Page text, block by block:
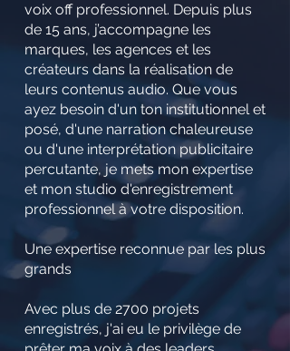
voix off professionnel. Depuis plus
de 15 ans, j’accompagne les
marques, les agences et les
créateurs dans la réalisation de
leurs contenus audio. Que vous
ayez besoin d'un ton institutionnel et
posé, d'une narration chaleureuse
ou d'une interprétation publicitaire
percutante, je mets mon expertise
et mon studio d'enregistrement
professionnel à votre disposition.
Une expertise reconnue par les plus
grands
Avec plus de 2700 projets
enregistrés, j'ai eu le privilège de